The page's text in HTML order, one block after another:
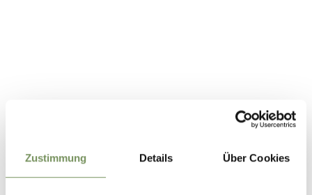
Zustimmung Details Über Cookies